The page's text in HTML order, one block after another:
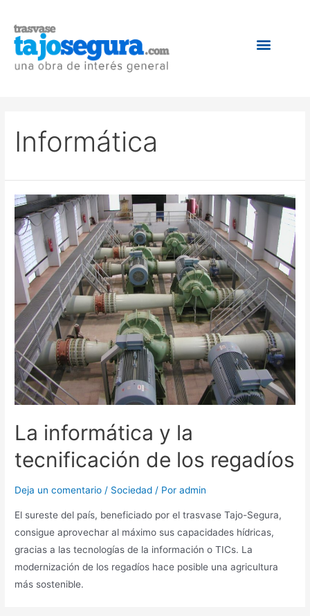
Informática
La informática y la
tecnificación de los regadíos
Deja un comentario / Sociedad / Poradmin
El sureste del país, beneficiado por el trasvase Tajo-Segura,
consigue aprovechar al máximo sus capacidades hídricas,
gracias a las tecnologías de la información o TICs. La
modernización de los regadíos hace posible una agricultura
más sostenible.